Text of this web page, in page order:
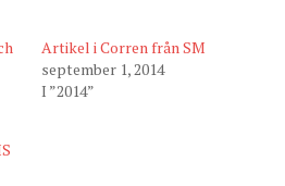
Artikel i Corren från SM
september 1, 2014
I ”2014”